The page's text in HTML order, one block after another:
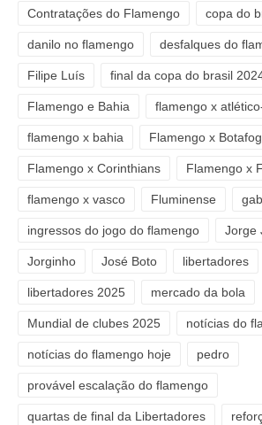
Contratações do Flamengo copa do
danilo no flamengo desfalques do
Filipe Luís final da copa do brasil
Flamengo e Bahia flamengo x
flamengo x bahia Flamengo x
Flamengo x Corinthians Flamengo x
flamengo x vasco Fluminense
ingressos do jogo do flamengo Jorge
Jorginho José Boto libertadores
libertadores 2025 mercado da bola
Mundial de clubes 2025 notícias do
notícias do flamengo hoje pedro
provável escalação do flamengo
quartas de final da Libertadores